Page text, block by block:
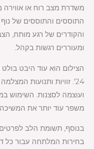
משדרת מצב רוח או אווירה
התוססים והתוססים של נוף
והקודרים של רגע מותח,
ומעוררים רגשות בקהל.
הצילום הוא עוד היבט
24'. זוויות ותנועות
ועוצמה לסצנות. השימוש
משפר עוד יותר את
בנוסף, תשומת הלב
בחירות המלתחה עבור כל